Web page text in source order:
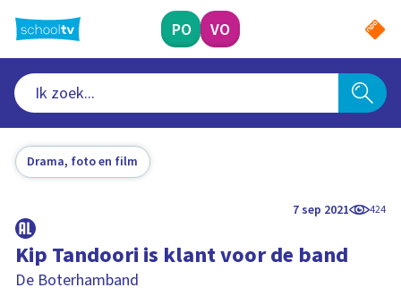
naar
hoofdinhoud
PO VO
Drama, foto en film
7 sep 2021 424
Kip Tandoori is klant voor de band
De Boterhamband